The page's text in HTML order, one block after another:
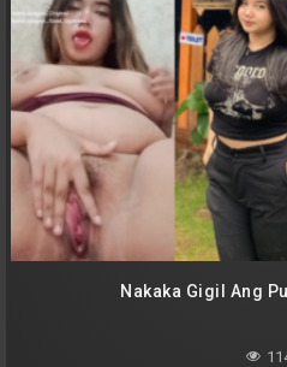
Nakaka Gigil Ang